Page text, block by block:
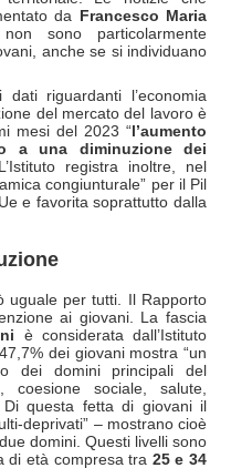
da Francesco Maria
non sono particolarmente
anche se si individuano
riguardanti l’economia
del mercato del lavoro è
mesi del 2023 “l’aumento
a una diminuzione dei
registra inoltre, nel
congiunturale” per il Pil
e favorita soprattutto dalla
uguale per tutti. Il Rapporto
ai giovani. La fascia
è considerata dall’Istituto
dei giovani mostra “un
dei domini principali del
coesione sociale, salute,
Di questa fetta di giovani il
deprivati” – mostrano cioè
domini. Questi livelli sono
di età compresa tra 25 e 34